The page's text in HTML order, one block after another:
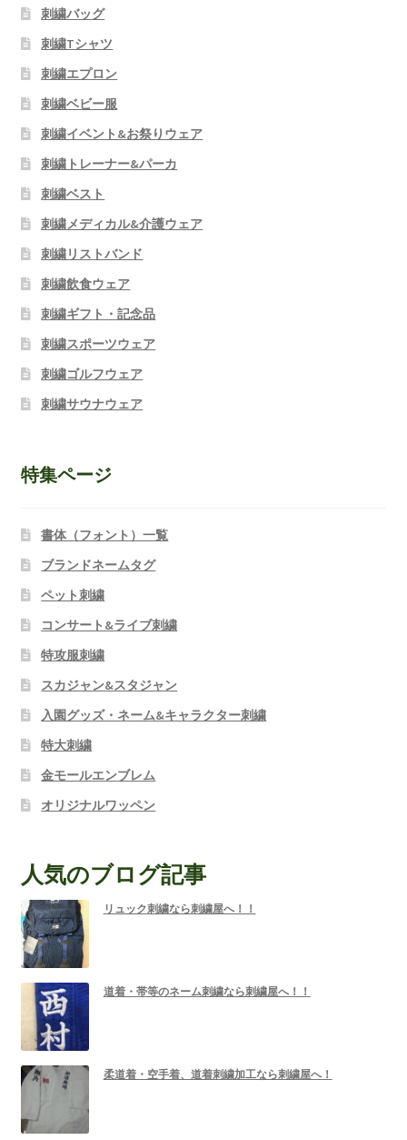
刺繍バッグ
刺繍Tシャツ
刺繍エプロン
刺繍ベビー服
刺繍イベント&お祭りウェア
刺繍トレーナー&パーカ
刺繍ベスト
刺繍メディカル&介護ウェア
刺繍リストバンド
刺繍飲食ウェア
刺繍ギフト・記念品
刺繍スポーツウェア
刺繍ゴルフウェア
刺繍サウナウェア
特集ページ
書体（フォント）一覧
ブランドネームタグ
ペット刺繍
コンサート&ライブ刺繍
特攻服刺繍
スカジャン&スタジャン
入園グッズ・ネーム&キャラクター刺繍
特大刺繍
金モールエンブレム
オリジナルワッペン
人気のブログ記事
リュック刺繍なら刺繍屋へ！！
道着・帯等のネーム刺繍なら刺繍屋へ！！
柔道着・空手着、道着刺繍加工なら刺繍屋へ！